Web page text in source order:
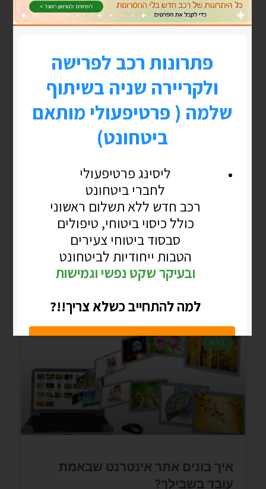
אנו פורשים מצה"ל.רוצים להגשים חלום, לרוב זה
הרבה יותר נוח, נעים, מפרה ומחלק סיכונים לעשות
יחד עם מישהו.לרוב גם נבחר עם חבר או חברה
READ MORE »
בלוג
איך בונים אתר אינטרנט שבאמת
עובד בשבילך?